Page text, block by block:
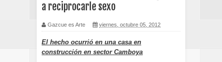
a reciprocarle sexo
Gazcue es Arte viernes, octubre 05, 2012
El hecho ocurrió en una casa en
construcción en sector Camboya